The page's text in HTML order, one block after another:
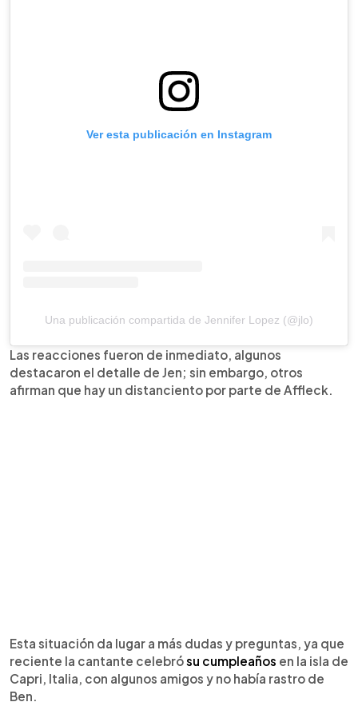
Ver esta publicación en Instagram
Una publicación compartida de Jennifer Lopez (@jlo)
Las reacciones fueron de inmediato, algunos
destacaron el detalle de Jen; sin embargo, otros
afirman que hay un distanciento por parte de Affleck.
Esta situación da lugar a más dudas y preguntas, ya que
reciente la cantante celebrósu cumpleaños en la isla de
Capri, Italia, con algunos amigos y no había rastro de
Ben.